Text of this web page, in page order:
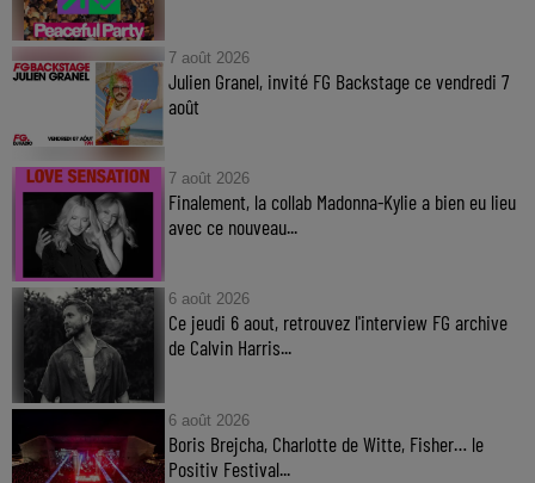
7 août 2026
Julien Granel, invité FG Backstage ce vendredi 7
août
7 août 2026
Finalement, la collab Madonna-Kylie a bien eu lieu
avec ce nouveau...
6 août 2026
Ce jeudi 6 aout, retrouvez l'interview FG archive
de Calvin Harris...
6 août 2026
Boris Brejcha, Charlotte de Witte, Fisher… le
Positiv Festival...